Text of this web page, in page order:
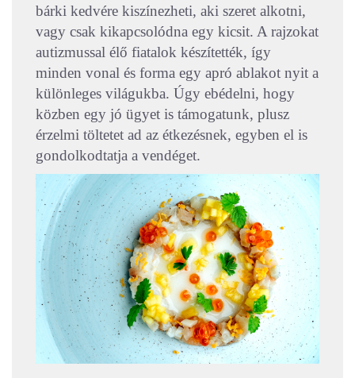
bárki kedvére kiszínezheti, aki szeret alkotni,
vagy csak kikapcsolódna egy kicsit. A rajzokat
autizmussal élő fiatalok készítették, így
minden vonal és forma egy apró ablakot nyit a
különleges világukba. Úgy ebédelni, hogy
közben egy jó ügyet is támogatunk, plusz
érzelmi töltetet ad az étkezésnek, egyben el is
gondolkodtatja a vendéget.